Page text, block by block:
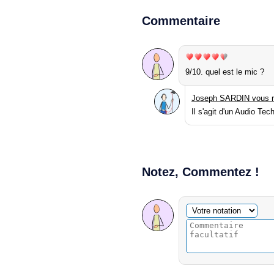
Commentaire
9/10. quel est le mic ?
Joseph SARDIN vous
Il s'agit d'un Audio
Notez, Commentez !
Commentaire facultatif
Votre notation